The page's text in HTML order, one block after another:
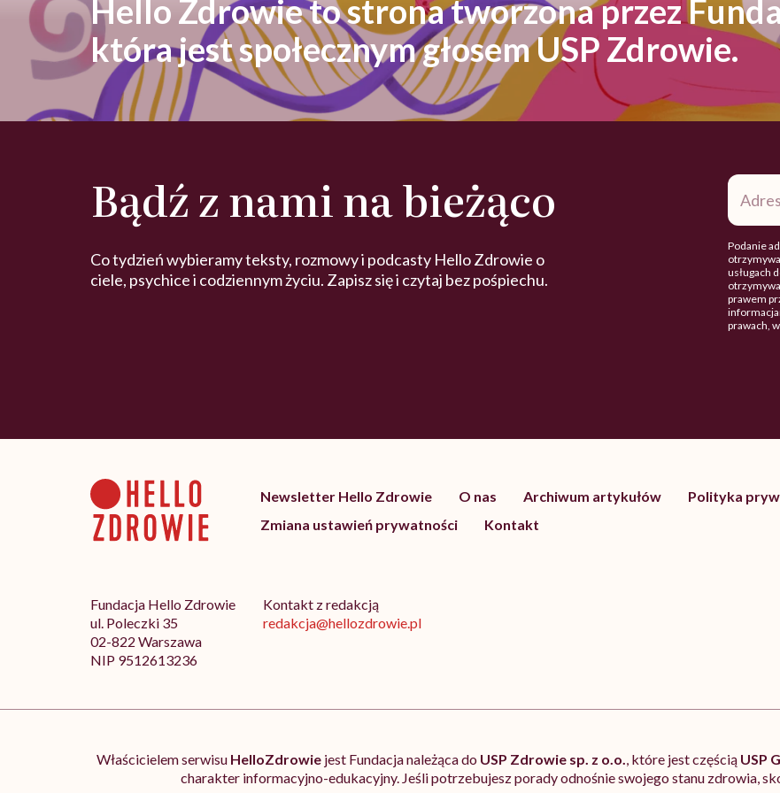
Hello Zdrowie to strona tworzona przez
która jest społecznym głosem USP Zdrowie.
Bądź z nami na bieżąco
Co tydzień wybieramy teksty, rozmowy i podcasty Hello Zdrowie o
ciele, psychice i codziennym życiu. Zapisz się i czytaj bez pośpiechu.
Adres
mail*
Podanie
usługach
prawem
prawach,
Newsletter Hello Zdrowie O nas Archiwum artykułów
Polityka
Zmiana ustawień prywatności
Kontakt
Fundacja Hello Zdrowie
ul. Poleczki 35
02-822 Warszawa
NIP 9512613236
Kontakt z redakcją
redakcja@hellozdrowie.pl
Właścicielem serwisu HelloZdrowie jest Fundacja należąca do USP Zdrowie sp. z o.o. , które jest częścią USP
charakter informacyjno-edukacyjny. Jeśli potrzebujesz porady odnośnie swojego stanu zdrowia,